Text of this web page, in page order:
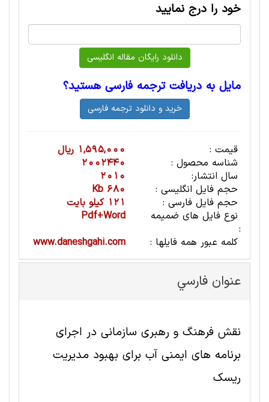
خود را درج نمایید
مایل به دریافت ترجمه فارسی هستید؟
قیمت :
1,595,000 ریال
شناسه محصول :
2002440
سال انتشار:
2010
حجم فایل انگلیسی :
680 Kb
حجم فایل فارسی :
121 کیلو بایت
نوع فایل های ضمیمه
:
Pdf+Word
کلمه عبور همه فایلها :
www.daneshgahi.com
عنوان فارسي
نقش فرهنگ و رهبری سازمانی در اجرای
برنامه های ایمنی آب برای بهبود مدیریت
ریسک